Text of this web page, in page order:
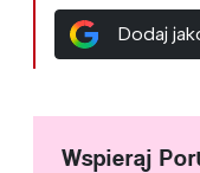
Dodaj
Wspieraj